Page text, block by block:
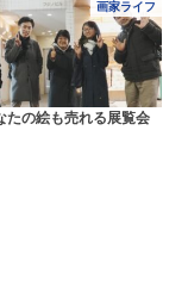
画家ライフ
たの絵も売れる展覧会